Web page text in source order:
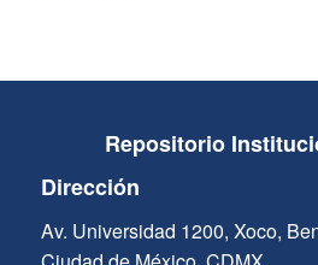
Repositorio
Dirección
Av. Universidad 1200, Xoco,